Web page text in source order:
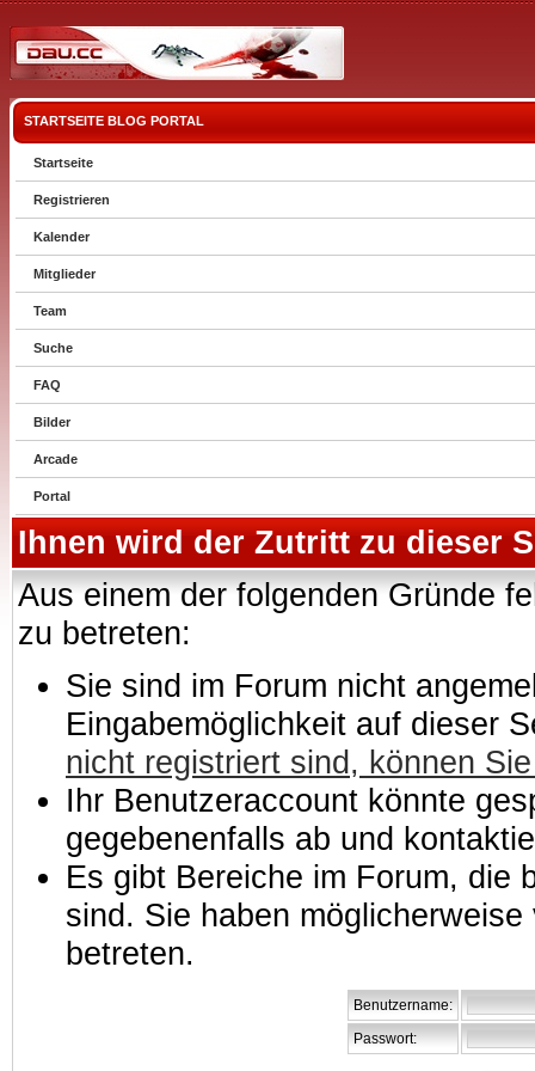
STARTSEITE BLOG PORTAL
Startseite
Registrieren
Kalender
Mitglieder
Team
Suche
FAQ
Bilder
Arcade
Portal
Ihnen wird der Zutritt zu dieser
Aus einem der folgenden Gründe
zu betreten:
Sie sind im Forum nicht
Eingabemöglichkeit auf dieser
nicht registriert sind, können
Ihr Benutzeraccount könnte
gegebenenfalls ab und
Es gibt Bereiche im Forum, die
sind. Sie haben
betreten.
Benutzername:
Passwort: